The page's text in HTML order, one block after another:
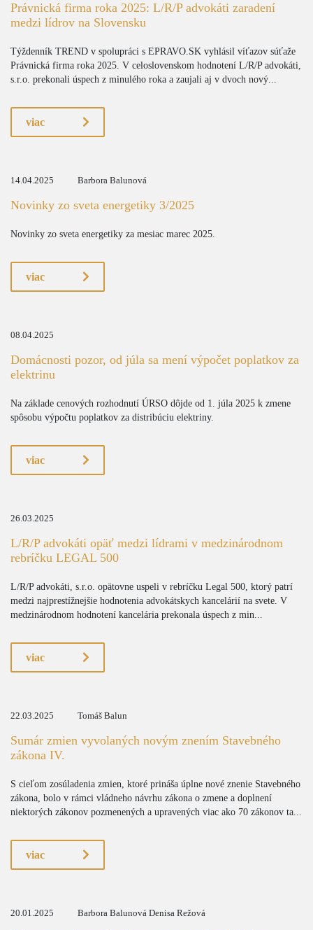
Právnická firma roka 2025: L/R/P advokáti zaradení
medzi lídrov na Slovensku
Týždenník TREND v spolupráci s EPRAVO.SK vyhlásil víťazov súťaže
Právnická firma roka 2025. V celoslovenskom hodnotení L/R/P advokáti,
s.r.o. prekonali úspech z minulého roka a zaujali aj v dvoch nový...
viac
14.04.2025 Barbora Balunová
Novinky zo sveta energetiky 3/2025
Novinky zo sveta energetiky za mesiac marec 2025.
viac
08.04.2025
Domácnosti pozor, od júla sa mení výpočet poplatkov za
elektrinu
Na základe cenových rozhodnutí ÚRSO dôjde od 1. júla 2025 k zmene
spôsobu výpočtu poplatkov za distribúciu elektriny.
viac
26.03.2025
L/R/P advokáti opäť medzi lídrami v medzinárodnom
rebríčku LEGAL 500
L/R/P advokáti, s.r.o. opätovne uspeli v rebríčku Legal 500, ktorý patrí
medzi najprestížnejšie hodnotenia advokátskych kancelárií na svete. V
medzinárodnom hodnotení kancelária prekonala úspech z min...
viac
22.03.2025 Tomáš Balun
Sumár zmien vyvolaných novým znením Stavebného
zákona IV.
S cieľom zosúladenia zmien, ktoré prináša úplne nové znenie Stavebného
zákona, bolo v rámci vládneho návrhu zákona o zmene a doplnení
niektorých zákonov pozmenených a upravených viac ako 70 zákonov ta...
viac
20.01.2025 Barbora Balunová Denisa Režová